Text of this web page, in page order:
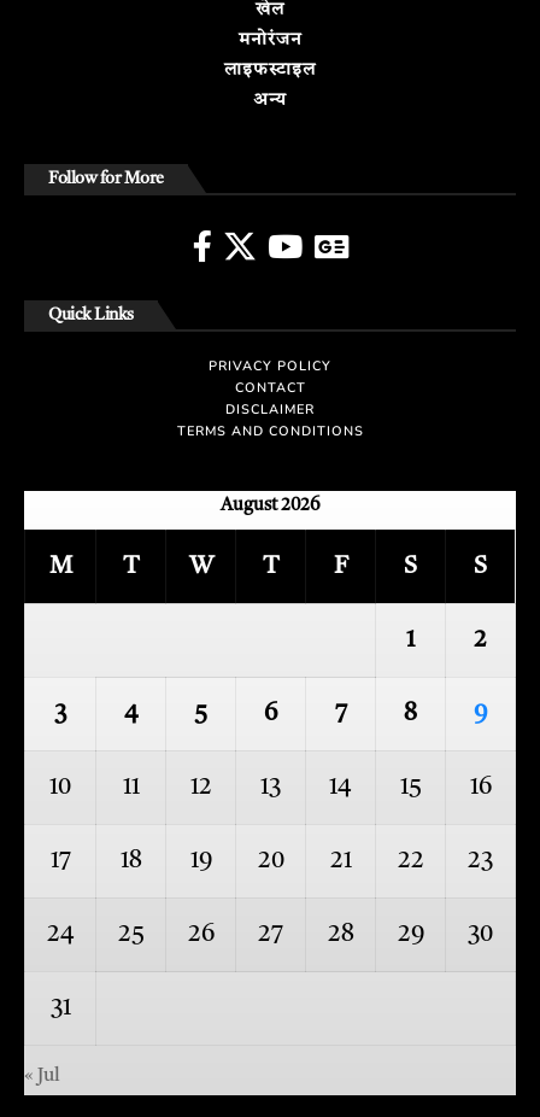
खेल
मनोरंजन
लाइफस्टाइल
अन्य
Follow for More
Quick Links
PRIVACY POLICY
CONTACT
DISCLAIMER
TERMS AND CONDITIONS
August 2026
M T W T F S S
1 2
3 4 5 6 7 8 9
10 11 12 13 14 15 16
17 18 19 20 21 22 23
24 25 26 27 28 29 30
31
« Jul